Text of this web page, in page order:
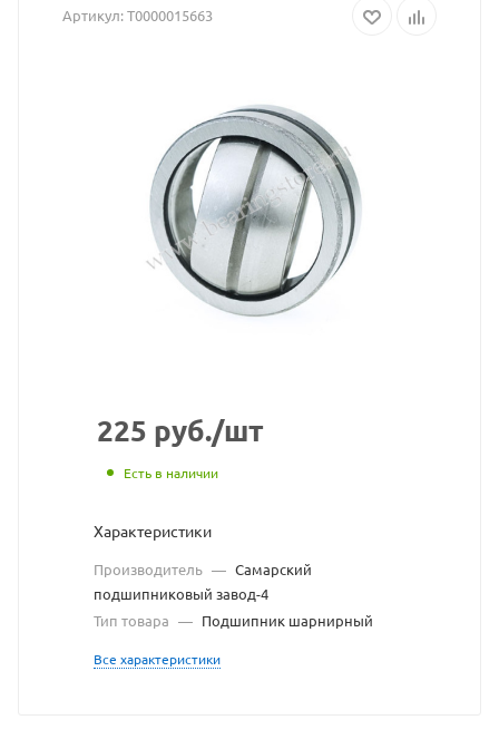
Самарский
завод-4
взят
с
сайта
https://
по
разрешения
владельца
Артикул:Т0000015663
225 руб./шт
Есть в наличии
Характеристики
Производитель — Самарский
подшипниковый завод-4
Тип товара — Подшипник шарнирный
Все характеристики